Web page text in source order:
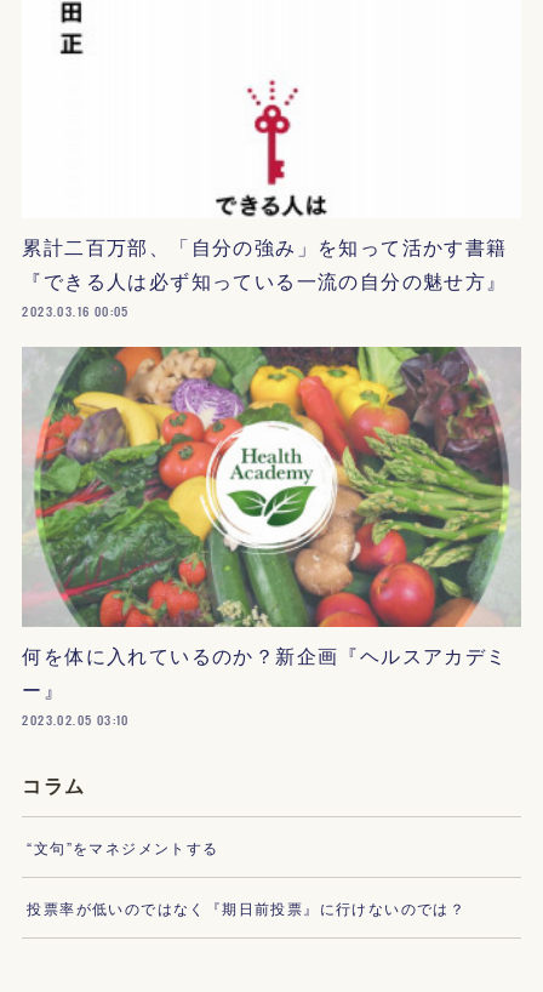
累計二百万部、「自分の強み」を知って活かす書籍
『できる人は必ず知っている一流の自分の魅せ方』
2023.03.16 00:05
何を体に入れているのか？新企画『ヘルスアカデミ
ー』
2023.02.05 03:10
コラム
“文句”をマネジメントする
投票率が低いのではなく『期日前投票』に行けないのでは？